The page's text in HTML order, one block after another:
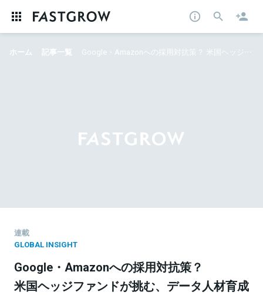
ホーム 記事一覧 Google・Amazonへの採用対抗策？ 米国ヘッジファンドが挑む、データ人材育成の無料大学
連載
GLOBAL INSIGHT
Google・Amazonへの採用対抗策？
米国ヘッジファンドが挑む、データ人材育成